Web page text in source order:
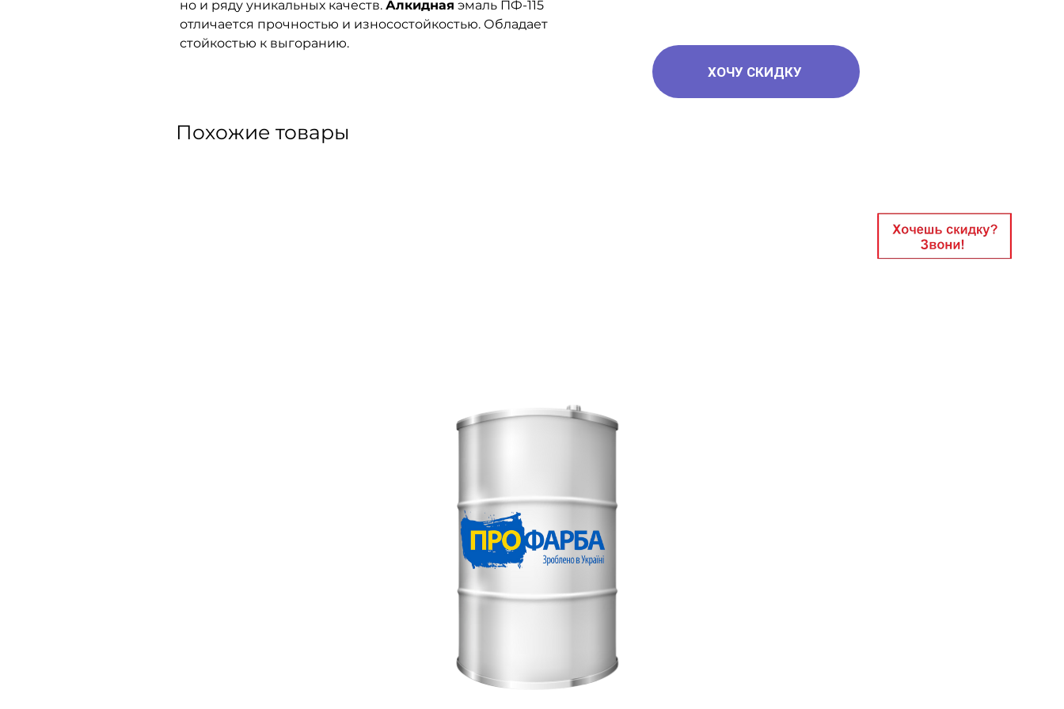
но и ряду уникальных качеств. Алкидная эмаль ПФ-115
отличается прочностью и износостойкостью. Обладает
стойкостью к выгоранию.
ХОЧУ СКИДКУ
Похожие товары